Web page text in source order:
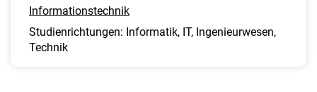
Informationstechnik
Studienrichtungen: Informatik, IT, Ingenieurwesen,
Technik